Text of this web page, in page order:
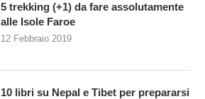
5 trekking (+1) da fare assolutamente
alle Isole Faroe
12 Febbraio 2019
10 libri su Nepal e Tibet per prepararsi